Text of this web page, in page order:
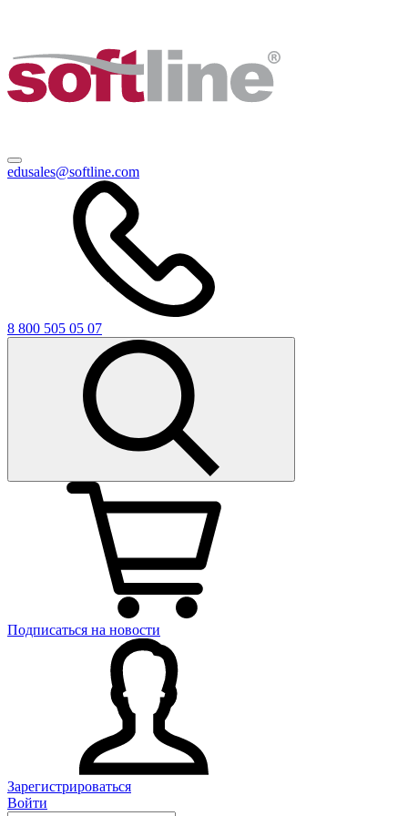
edusales@softline.com
8 800 505 05 07
Подписаться на новости
Зарегистрироваться
Войти